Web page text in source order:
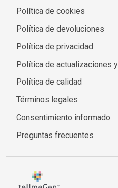
Política de cookies
Política de devoluciones
Política de privacidad
Política de actualizaciones
Política de calidad
Términos legales
Consentimiento informado
Preguntas frecuentes